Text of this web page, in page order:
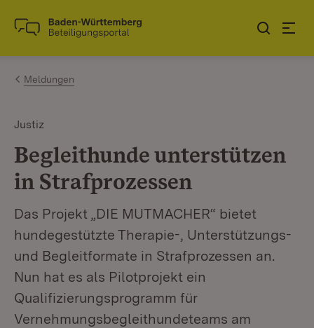
Zum Inhalt springen
Link zur Startseite
Meldungen
Justiz
Begleithunde unterstützen
in Strafprozessen
Das Projekt „DIE MUTMACHER“ bietet
hundegestützte Therapie-, Unterstützungs-
und Begleitformate in Strafprozessen an.
Nun hat es als Pilotprojekt ein
Qualifizierungsprogramm für
Vernehmungsbegleithundeteams am